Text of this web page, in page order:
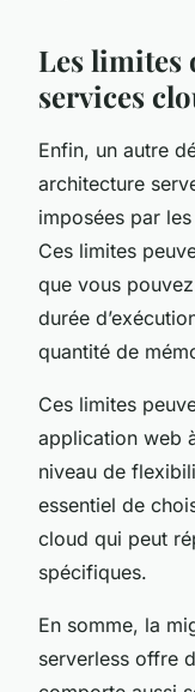
Les limites
services
Enfin, un autre
architecture
imposées par
Ces limites
que vous
durée
quantité de
Ces limites
application web
niveau de
essentiel de
cloud qui peut
spécifiques.
En somme, la
serverless offre